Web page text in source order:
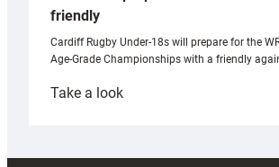
friendly
Cardiff Rugby Under-18s will prepare for the
Age-Grade Championships with a friendly
Take a look:
prepare